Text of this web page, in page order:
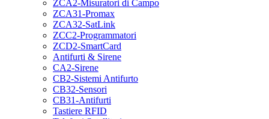
ZCA2-Misuratori di Campo
ZCA31-Promax
ZCA32-SatLink
ZCC2-Programmatori
ZCD2-SmartCard
Antifurti & Sirene
CA2-Sirene
CB2-Sistemi Antifurto
CB32-Sensori
CB31-Antifurti
Tastiere RFID